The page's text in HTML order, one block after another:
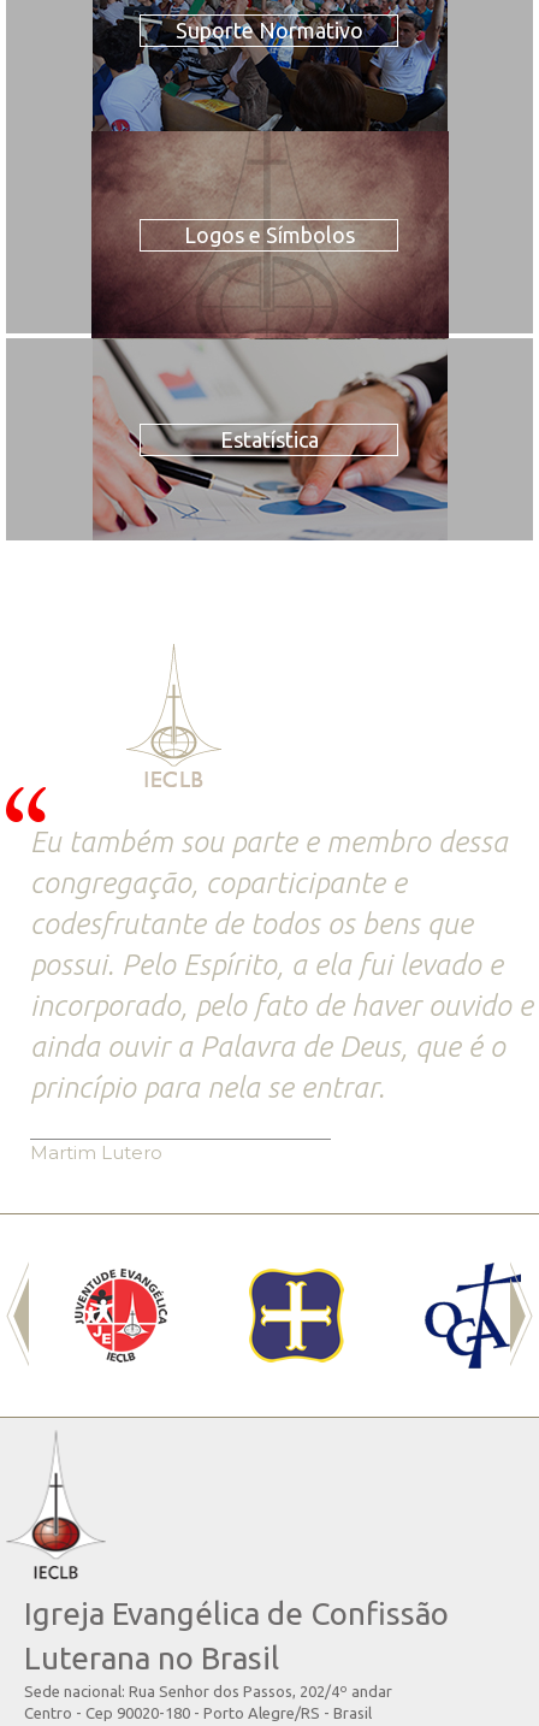
Suporte Normativo
Logos e Símbolos
Estatística
Eu também sou parte e membro dessa
congregação, coparticipante e
codesfrutante de todos os bens que
possui. Pelo Espírito, a ela fui levado e
incorporado, pelo fato de haver ouvido e
ainda ouvir a Palavra de Deus, que é o
princípio para nela se entrar.
Martim Lutero
Igreja Evangélica de Confissão
Luterana no Brasil
Sede nacional: Rua Senhor dos Passos, 202/4º andar
Centro - Cep 90020-180 - Porto Alegre/RS - Brasil